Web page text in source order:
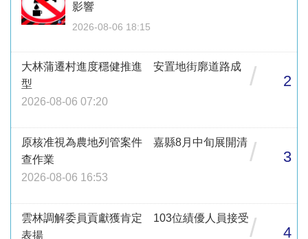
影響
2026-08-06 18:15
大林蒲遷村進度穩健推進 安置地街廓道路成
型
2026-08-06 07:20
/ 2
原核准視為農地列管案件 嘉縣8月中旬展開清
查作業
2026-08-06 16:53
/ 3
雲林調解委員貢獻獲肯定 103位績優人員接受
表揚
/ 4